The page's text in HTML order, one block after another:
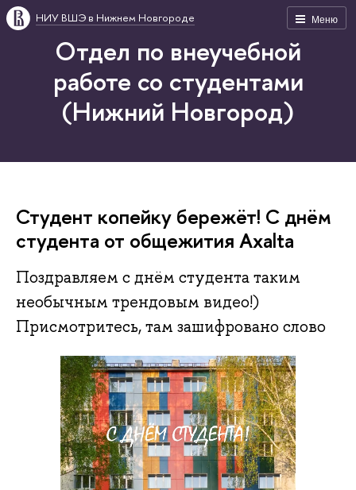
Меню
НИУ ВШЭ в Нижнем Новгороде
Отдел по внеучебной
работе со студентами
(Нижний Новгород)
Студент копейку бережёт! С днём
студента от общежития Axalta
Поздравляем с днём студента таким
необычным трендовым видео!)
Присмотритесь, там зашифровано слово